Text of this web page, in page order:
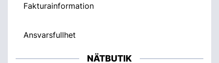
Fakturainformation
Ansvarsfullhet
NÄTBUTIK